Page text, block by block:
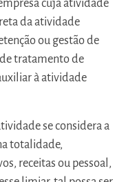
cuja atividade
da atividade
ou gestão de
tratamento de
à atividade
se considera a
totalidade,
receitas ou pessoal,